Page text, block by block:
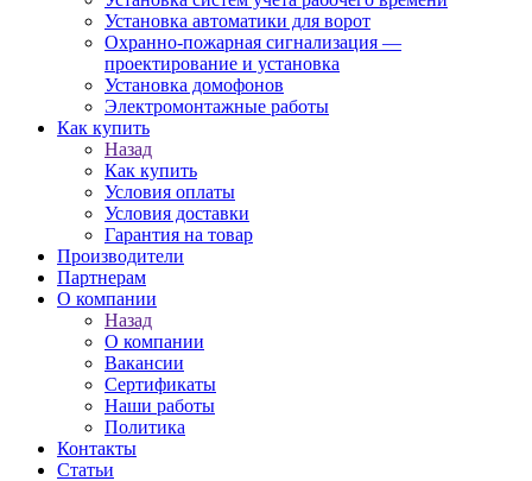
Установка автоматики для ворот
Охранно-пожарная сигнализация —
проектирование и установка
Установка домофонов
Электромонтажные работы
Как купить
Назад
Как купить
Условия оплаты
Условия доставки
Гарантия на товар
Производители
Партнерам
О компании
Назад
О компании
Вакансии
Сертификаты
Наши работы
Политика
Контакты
Статьи